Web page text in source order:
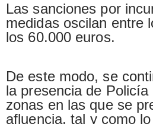
Las sanciones por
medidas oscilan entre
los 60.000 euros.
De este modo, se
la presencia de Policía
zonas en las que se
afluencia, tal y como